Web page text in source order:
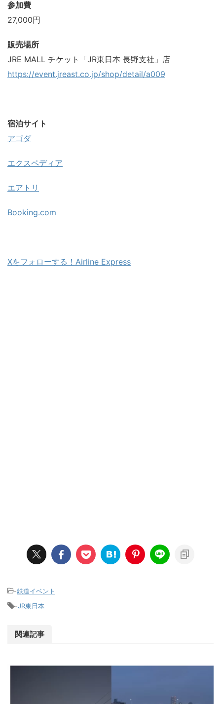
参加費
27,000円
販売場所
JRE MALL チケット「JR東日本 長野支社」店
https://event.jreast.co.jp/shop/detail/a009
宿泊サイト
アゴダ
エクスペディア
エアトリ
Booking.com
Xをフォローする！Airline Express
-鉄道イベント
-JR東日本
関連記事